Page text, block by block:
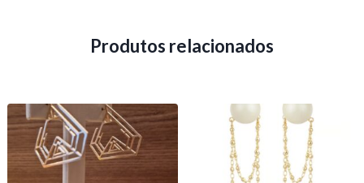
Produtos relacionados